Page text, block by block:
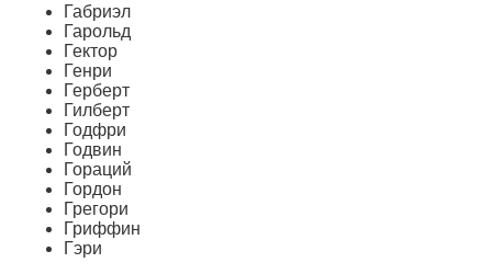
Габриэл
Гарольд
Гектор
Генри
Герберт
Гилберт
Годфри
Годвин
Гораций
Гордон
Грегори
Гриффин
Гэри